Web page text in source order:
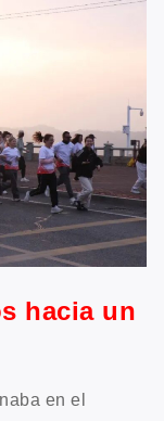
hacia un
en el